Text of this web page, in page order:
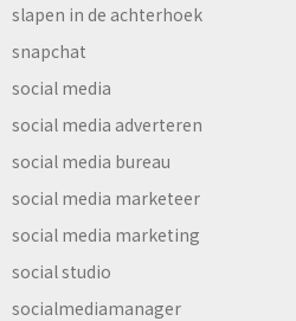
slapen in de achterhoek
snapchat
social media
social media adverteren
social media bureau
social media marketeer
social media marketing
social studio
socialmediamanager